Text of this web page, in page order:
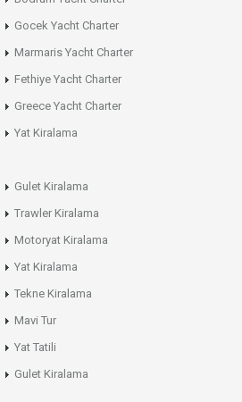
Gocek Yacht Charter
Marmaris Yacht Charter
Fethiye Yacht Charter
Greece Yacht Charter
Yat Kiralama
Gulet Kiralama
Trawler Kiralama
Motoryat Kiralama
Yat Kiralama
Tekne Kiralama
Mavi Tur
Yat Tatili
Gulet Kiralama